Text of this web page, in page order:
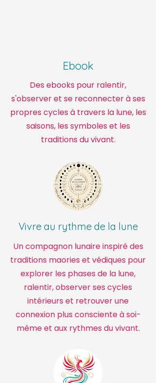
Ebook
Des ebooks pour ralentir,
s'observer et se reconnecter à ses
propres cycles à travers la lune, les
saisons, les symboles et les
traditions du vivant.
Vivre au rythme de la lune
Un compagnon lunaire inspiré des
traditions maories et védiques pour
explorer les phases de la lune,
ralentir, observer ses cycles
intérieurs et retrouver une
connexion plus consciente à soi-
même et aux rythmes du vivant.